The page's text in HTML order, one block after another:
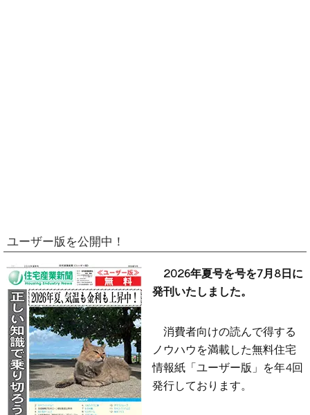
ユーザー版を公開中！
2026年夏号を号を7月8日に
発刊いたしました。
消費者向けの読んで得する
ノウハウを満載した無料住宅
情報紙「ユーザー版」を年4回
発行しております。